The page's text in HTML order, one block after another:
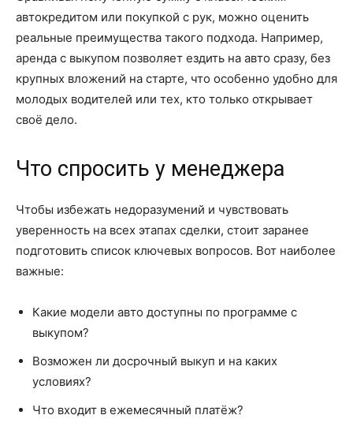
автокредитом или покупкой с рук, можно оценить
реальные преимущества такого подхода. Например,
аренда с выкупом позволяет ездить на авто сразу, без
крупных вложений на старте, что особенно удобно для
молодых водителей или тех, кто только открывает
своё дело.
Что спросить у менеджера
Чтобы избежать недоразумений и чувствовать
уверенность на всех этапах сделки, стоит заранее
подготовить список ключевых вопросов. Вот наиболее
важные:
Какие модели авто доступны по программе с
выкупом?
Возможен ли досрочный выкуп и на каких
условиях?
Что входит в ежемесячный платёж?